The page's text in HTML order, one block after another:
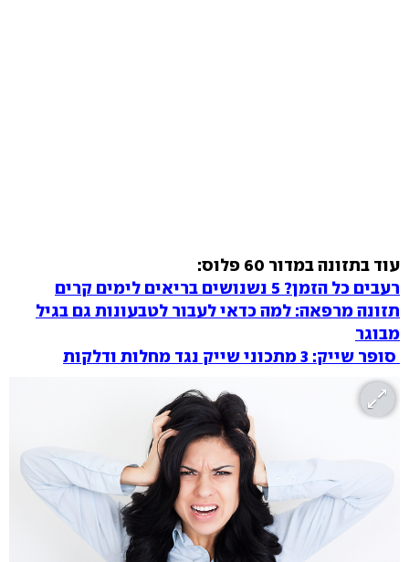
עוד בתזונה במדור 60 פלוס:
רעבים כל הזמן? 5 נשנושים בריאים לימים קרים
תזונה מרפאה: למה כדאי לעבור לטבעונות גם בגיל
מבוגר
סופר שייק: 3 מתכוני שייק נגד מחלות ודלקות